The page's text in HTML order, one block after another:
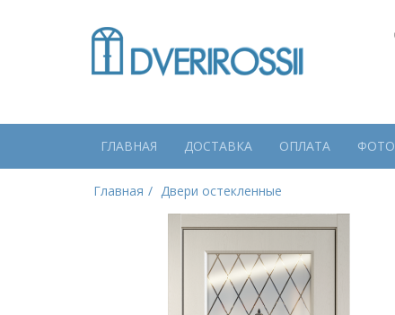
ГЛАВНАЯ ДОСТАВКА ОПЛАТА ФОТО
Главная Двери остекленные